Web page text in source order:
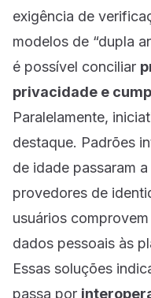
exigência de
modelos de “dupla
é possível conciliar
privacidade e
Paralelamente,
destaque. Padrões
de idade passaram
provedores de
usuários
dados pessoais às
Essas soluções
passa por